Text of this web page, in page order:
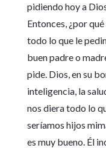
pidiendo hoy a
Entonces, ¿por
todo lo que le
buen padre o
pide. Dios, en su
inteligencia, la
nos diera todo lo
seríamos hijos
es muy bueno. Él